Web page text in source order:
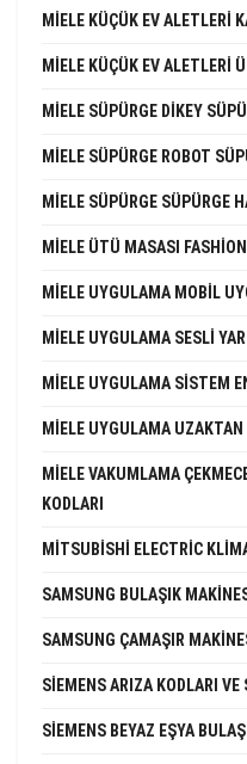
MIELE KÜÇÜK EV ALETLERI
MIELE KÜÇÜK EV ALETLERI
MIELE SÜPÜRGE DIKEY
MIELE SÜPÜRGE ROBOT
MIELE SÜPÜRGE SÜPÜRGE
MIELE ÜTÜ MASASI
MIELE UYGULAMA MOBIL
MIELE UYGULAMA SESLI
MIELE UYGULAMA SISTEM
MIELE UYGULAMA
MIELE VAKUMLAMA
KODLARI
MITSUBISHI ELECTRIC
SAMSUNG BULAŞIK
SAMSUNG ÇAMAŞIR
SIEMENS ARIZA KODLARI VE
SIEMENS BEYAZ EŞYA